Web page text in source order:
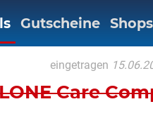
Gutscheine Shops
eingetragen
Care